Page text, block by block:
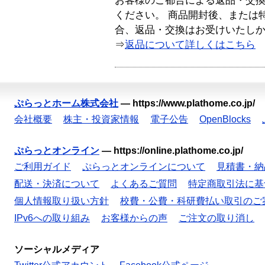
ください。 商品開封後、または
合、返品・交換はお受けいたし
⇒返品について詳しくはこちら
ぷらっとホーム株式会社 — https://www.plathome.co.jp/
会社概要
株主・投資家情報 電子公告 OpenBlocks
ぷらっとオンライン — https://online.plathome.co.jp/
ご利用ガイド
ぷらっとオンラインについて
見積書・
配送・決済について
よくあるご質問
特定商取引法に
個人情報取り扱い方針
校費・公費・科研費払い取引のご
IPv6への取り組み
お客様からの声 ご注文の取り消し
ソーシャルメディア